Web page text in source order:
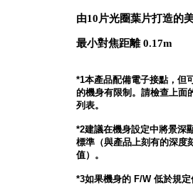
由10片光圈葉片打造的
最小對焦距離 0.17m
*1本產品配備電子接點，但
的機身有限制。請檢查上面
列表。
*2建議在機身設定中將景深
標準（與產品上刻有的深度
值）。
*3如果機身的 F/W 低於規